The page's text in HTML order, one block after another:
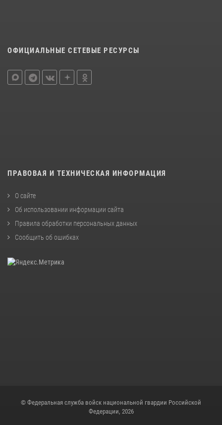
ОФИЦИАЛЬНЫЕ СЕТЕВЫЕ РЕСУРСЫ
ПРАВОВАЯ И ТЕХНИЧЕСКАЯ ИНФОРМАЦИЯ
О сайте
Об использовании информации сайта
Правила обработки персональных данных
Сообщить об ошибках
© Федеральная служба войск национальной гвардии Российской
Федерации, 2026